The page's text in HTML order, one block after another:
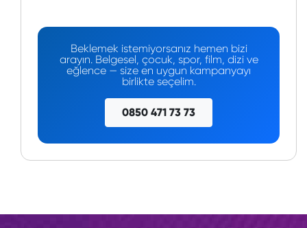
Beklemek istemiyorsanız hemen bizi
arayın. Belgesel, çocuk, spor, film, dizi ve
eğlence — size en uygun kampanyayı
birlikte seçelim.
0850 471 73 73